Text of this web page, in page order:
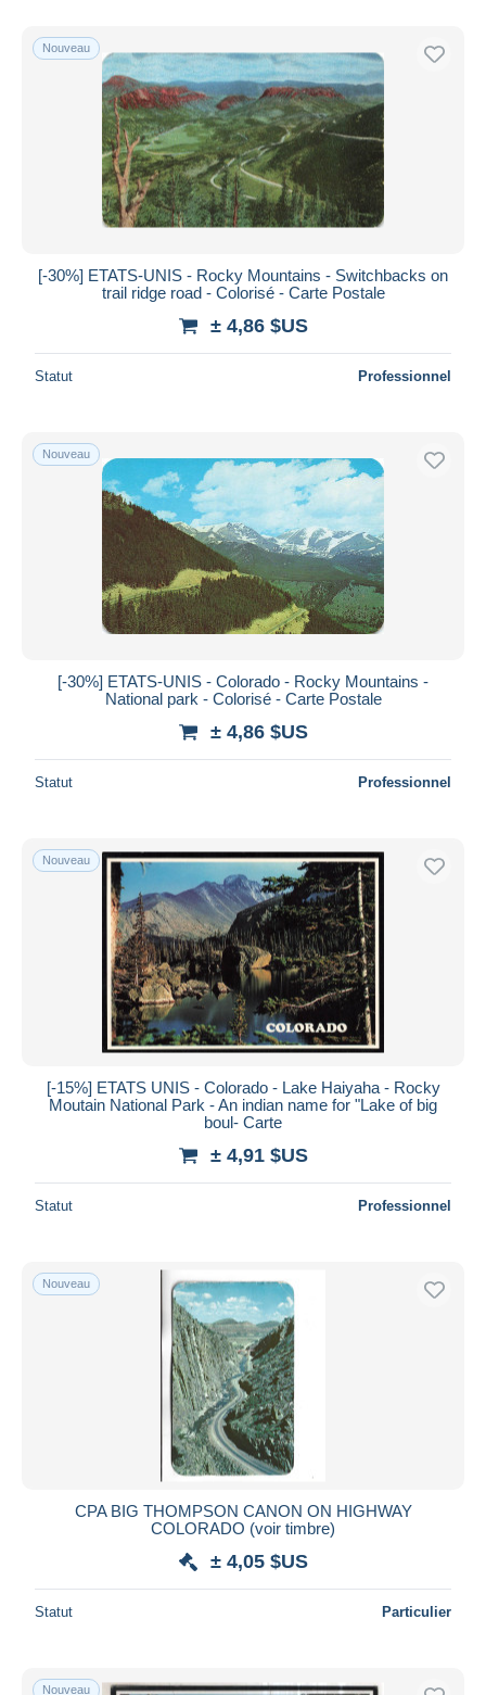
Uniquement en réduction
Livraison gratuite
Méthodes de paiement
PayPal
Virement bancaire
Visa
Mastercard
iDeal
Appliquer
Nouveau
[-30%] ETATS-UNIS - Rocky Mountains - Switchbacks on
trail ridge road - Colorisé - Carte Postale
± 4,86 $US
Statut Professionnel
Nouveau
[-30%] ETATS-UNIS - Colorado - Rocky Mountains -
National park - Colorisé - Carte Postale
± 4,86 $US
Statut Professionnel
Nouveau
[-15%] ETATS UNIS - Colorado - Lake Haiyaha - Rocky
Moutain National Park - An indian name for "Lake of big
boul- Carte
± 4,91 $US
Statut Professionnel
Nouveau
CPA BIG THOMPSON CANON ON HIGHWAY
COLORADO (voir timbre)
± 4,05 $US
Statut Particulier
Nouveau